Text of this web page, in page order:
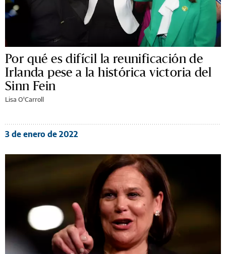
Por qué es difícil la reunificación de
Irlanda pese a la histórica victoria del
Sinn Fein
Lisa O'Carroll
3 de enero de 2022